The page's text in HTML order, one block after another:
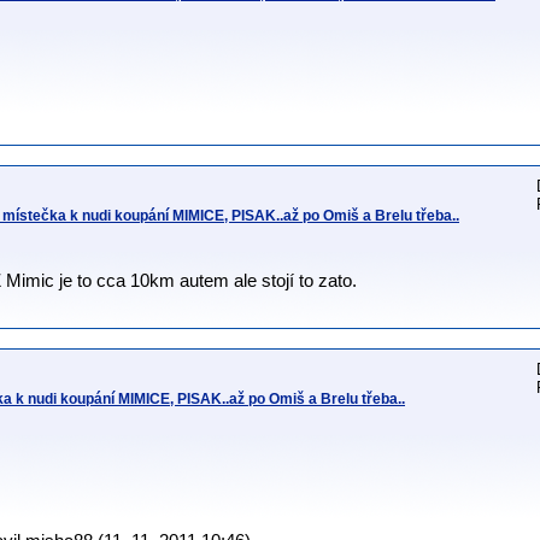
k nudi koupání MIMICE, PISAK..až po Omiš a Brelu třeba..
je to cca 10km autem ale stojí to zato.
k nudi koupání MIMICE, PISAK..až po Omiš a Brelu třeba..